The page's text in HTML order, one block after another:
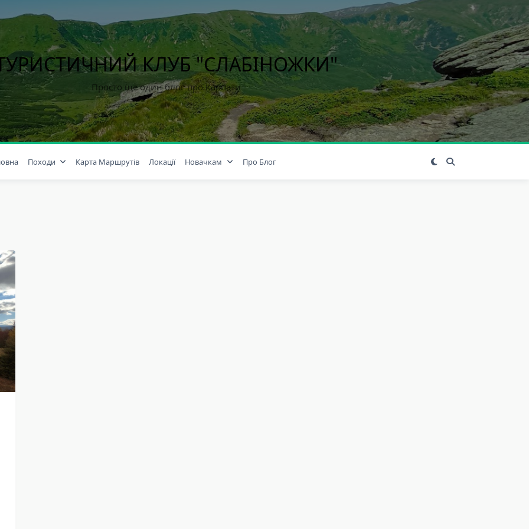
КЛУБ "СЛАБІНОЖКИ"
Просто ще один блог про Карпати
Походи Карта Маршрутів Локації Новачкам Про Блог